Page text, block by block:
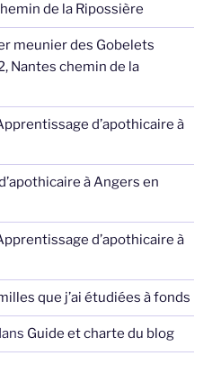
de la Ripossière
meunier des Gobelets
Nantes chemin de la
d’apothicaire à
à Angers en
d’apothicaire à
que j’ai étudiées à fonds
Guide et charte du blog